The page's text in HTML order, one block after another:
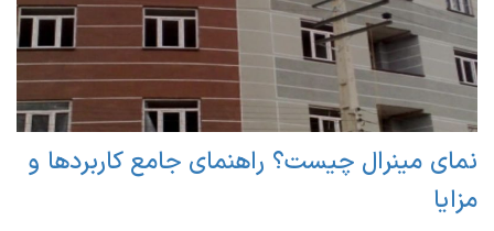
نمای مینرال چیست؟ راهنمای جامع کاربردها و
مزایا